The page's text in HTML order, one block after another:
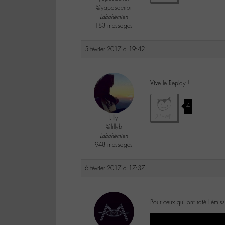
@yapasderror
Labohémien
183 messages
5 février 2017 à 19:42
Lilly
@lillyb
Labohémien
948 messages
Vive le Replay !
4
6 février 2017 à 17:37
Pour ceux qui ont raté